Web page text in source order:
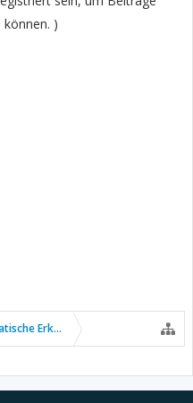
)
Erkrankungen